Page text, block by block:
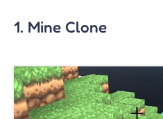
1. Mine Clone